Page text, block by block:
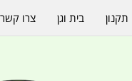
תקנון בית וגן צרו קשר